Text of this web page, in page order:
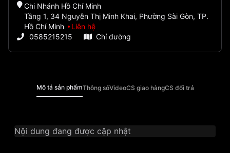
Chi Nhánh Hồ Chí Minh
Tầng 1, 34 Nguyễn Thị Minh Khai, Phường Sài Gòn, TP.
Hồ Chí Minh
Liên hệ
0585215215
Chỉ đường
Mô tả sản phẩmThông sốVideoCS giao hàngCS đổi trả
Nội dung đang được cập nhật